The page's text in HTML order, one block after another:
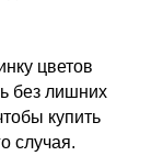
цветов
без лишних
купить
случая.